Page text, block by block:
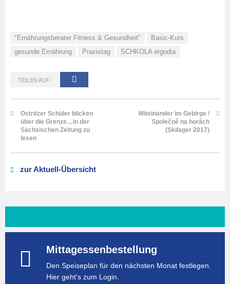
"Ernährungsberater Fitness & Gesundheit"
Basic-Kurs
gesunde Ernährung
Praxistag SCHKOLA ergodia
TEILEN AUF:
Ostritzer Schüler blicken
über die Grenze…in der
Sächsischen Zeitung zu
lesen
Miteinander im Gebirge /
Společně na horách
(Skilager 2017)
zur Aktuell-Übersicht
Mittagessenbestellung
Den Speiseplan für den nächsten Monat festlegen.
Hier geht's zum Login.